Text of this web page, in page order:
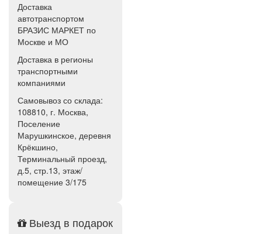
Доставка
автотранспортом
БРАЗИС МАРКЕТ по
Москве и МО
Доставка в регионы
транспортными
компаниями
Самовывоз со склада:
108810, г. Москва,
Поселение
Марушкинское, деревня
Крёкшино,
Терминальный проезд,
д.5, стр.13, этаж/
помещение 3/175
Выезд в подарок